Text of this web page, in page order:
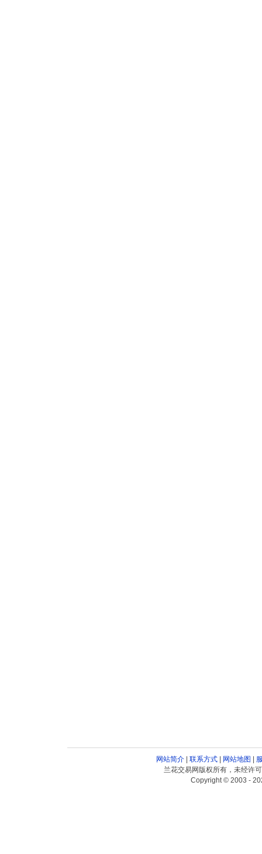
网站简介| 联系方式| 网站地图
兰花交易网版权所有，未经许
Copyright © 2003 -